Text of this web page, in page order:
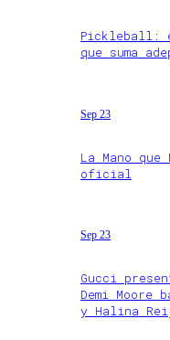
Pickleball:
que suma
Sep 23
La Mano
oficial
Sep 23
Gucci
Demi
y Halina